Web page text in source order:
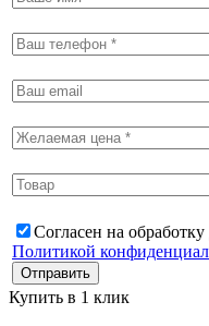
Согласен на
Политикой
Купить в 1 клик